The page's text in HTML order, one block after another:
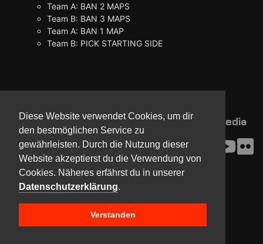
Diese Website verwendet Cookies, um dir
den bestmöglichen Service zu
gewährleisten. Durch die Nutzung dieser
Website akzeptierst du die Verwendung von
Cookies. Näheres erfährst du in unserer
Datenschutzerklärung.
Verstanden
Team A: BAN 2 MAPS
Team B: BAN 3 MAPS
Team A: BAN 1 MAP
Team B: PICK STARTING SIDE
NorthCon
Kontakt
Presse
Verein
Impressum
AGB
Datenschutz
Updates Community Media
Copyright © 2017-2024 Team NorthCon